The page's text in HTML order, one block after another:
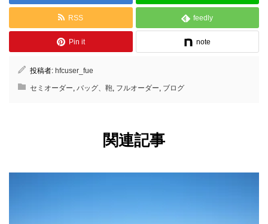
RSS feedly
Pin it note
投稿者: hfcuser_fue
セミオーダー, バッグ、鞄, フルオーダー, ブログ
関連記事